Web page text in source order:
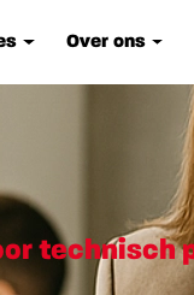
Over ons
technisch